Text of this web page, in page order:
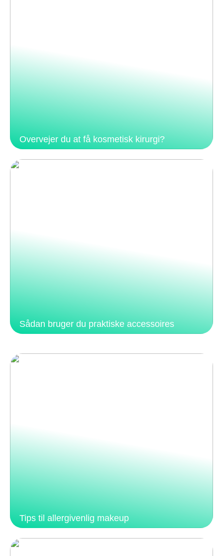
Overvejer du at få kosmetisk kirurgi?
Sådan bruger du praktiske accessoires
Tips til allergivenlig makeup